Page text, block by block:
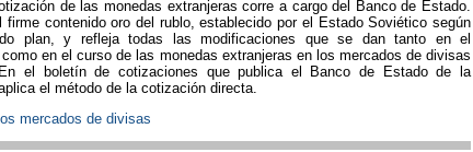
de las monedas extranjeras corre a cargo del Banco de Estado.
firme contenido oro del rublo, establecido por el Estado Soviético según
plan, y refleja todas las modificaciones que se dan tanto en el
en el curso de las monedas extranjeras en los mercados de divisas
el boletín de cotizaciones que publica el Banco de Estado de la
el método de la cotización directa.
mercados de divisas